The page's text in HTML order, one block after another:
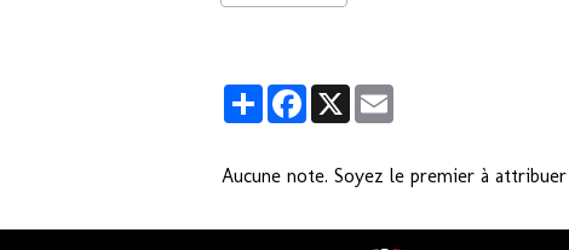
PartagerFacebook
X
Aucune note. Soyez le premier à